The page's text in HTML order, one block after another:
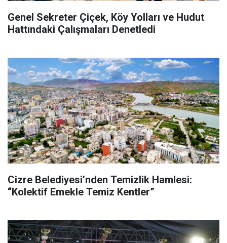
Genel Sekreter Çiçek, Köy Yolları ve Hudut
Hattındaki Çalışmaları Denetledi
Cizre Belediyesi’nden Temizlik Hamlesi:
“Kolektif Emekle Temiz Kentler”